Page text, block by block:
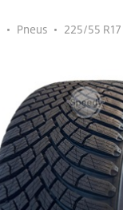
• Pneus • 225/55 R17